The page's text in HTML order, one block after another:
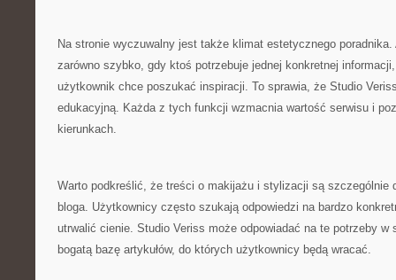
Na stronie wyczuwalny jest także klimat estetycznego
zarówno szybko, gdy ktoś potrzebuje jednej konkretnej
użytkownik chce poszukać inspiracji. To sprawia, że Studio
edukacyjną. Każda z tych funkcji wzmacnia wartość serwisu i
kierunkach.
Warto podkreślić, że treści o makijażu i stylizacji są szczególnie
bloga. Użytkownicy często szukają odpowiedzi na bardzo
utrwalić cienie. Studio Veriss może odpowiadać na te potrzeby w
bogatą bazę artykułów, do których użytkownicy będą wracać.